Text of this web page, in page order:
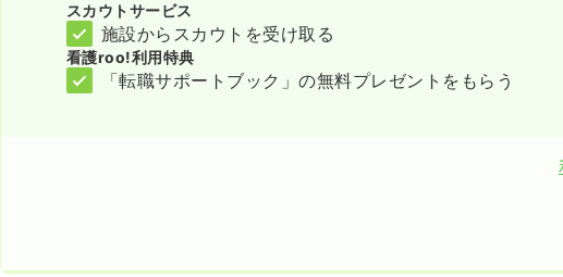
スカウトサービス
施設からスカウトを受け取る
看護roo!利用特典
「転職サポートブック」の無料プレゼントをもらう